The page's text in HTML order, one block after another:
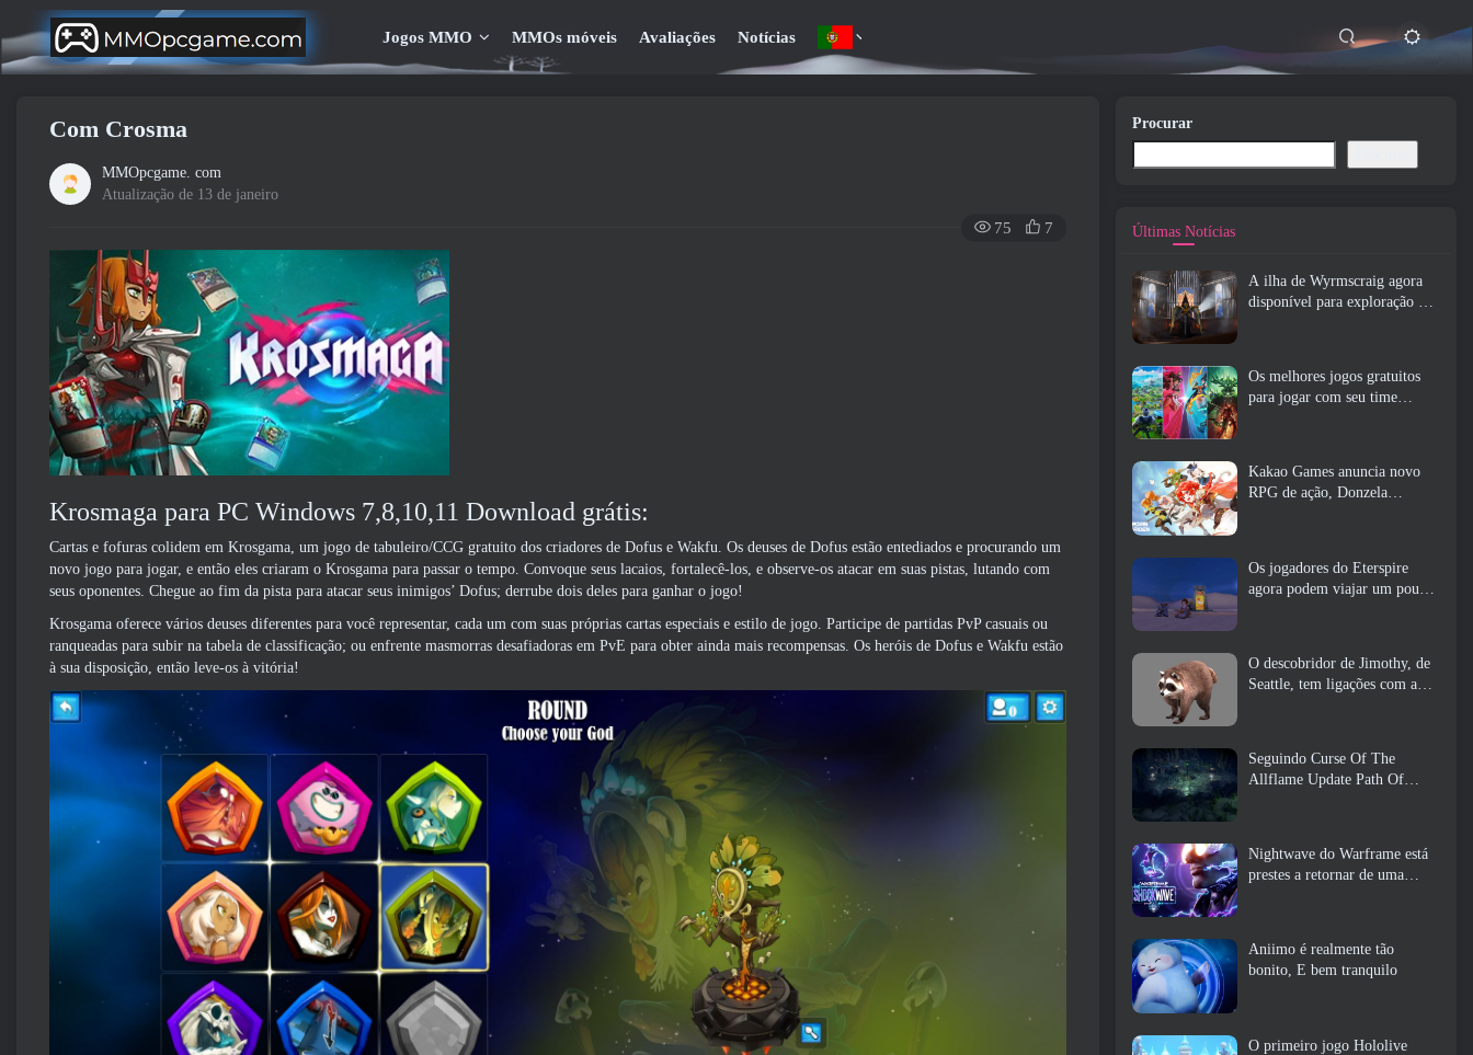
Jogos MMO MMOs móveis Avaliações Notícias
Com Crosma
MMOpcgame. com
Atualização de 13 de janeiro
75 7
Krosmaga para PC Windows 7,8,10,11 Download grátis:
Cartas e fofuras colidem em Krosgama, um jogo de tabuleiro/CCG gratuito dos criadores de Dofus e Wakfu. Os deuses de Dofus estão entediados e procurando um
novo jogo para jogar, e então eles criaram o Krosgama para passar o tempo. Convoque seus lacaios, fortalecê-los, e observe-os atacar em suas pistas, lutando com
seus oponentes. Chegue ao fim da pista para atacar seus inimigos’ Dofus; derrube dois deles para ganhar o jogo!
Krosgama oferece vários deuses diferentes para você representar, cada um com suas próprias cartas especiais e estilo de jogo. Participe de partidas PvP casuais ou
ranqueadas para subir na tabela de classificação; ou enfrente masmorras desafiadoras em PvE para obter ainda mais recompensas. Os heróis de Dofus e Wakfu estão
à sua disposição, então leve-os à vitória!
Procurar
Últimas Notícias
A ilha de Wyrmscraig agora
disponível para exploração no
Os melhores jogos gratuitos
para jogar com seu time
Kakao Games anuncia novo
RPG de ação, Donzela
Os jogadores do Eterspire
agora podem viajar um pouco
O descobridor de Jimothy, de
Seattle, tem ligações com a
Seguindo Curse Of The
Allflame Update Path Of
Nightwave do Warframe está
prestes a retornar de uma
Aniimo é realmente tão
bonito, E bem tranquilo
O primeiro jogo Hololive